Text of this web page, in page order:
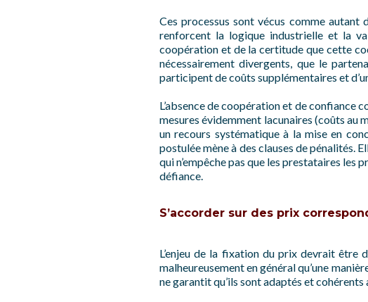
Ces processus sont vécus comme autant
renforcent la logique industrielle et la
coopération et de la certitude que cette
nécessairement divergents, que le
participent de coûts supplémentaires et
L’absence de coopération et de confiance
mesures évidemment lacunaires (coûts au
un recours systématique à la mise en
postulée mène à des clauses de pénalités.
qui n’empêche pas que les prestataires
défiance.
S’accorder sur des prix
L’enjeu de la fixation du prix devrait être
malheureusement en général qu’une
ne garantit qu’ils sont adaptés et